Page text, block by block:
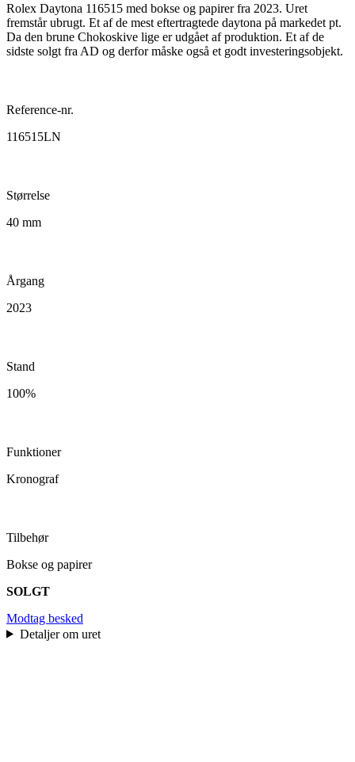
Rolex Daytona 116515 med bokse og papirer fra 2023. Uret
fremstår ubrugt. Et af de mest eftertragtede daytona på markedet pt.
Da den brune Chokoskive lige er udgået af produktion. Et af de
sidste solgt fra AD og derfor måske også et godt investeringsobjekt.
Reference-nr.
116515LN
Størrelse
40 mm
Årgang
2023
Stand
100%
Funktioner
Kronograf
Tilbehør
Bokse og papirer
SOLGT
Modtag besked
Detaljer om uret